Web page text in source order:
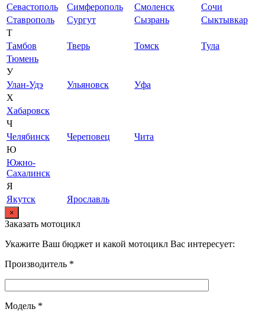
Севастополь
Симферополь Смоленск
Сочи
Ставрополь
Сургут Сызрань
Сыктывкар
Т
Тамбов
Тверь Томск
Тула
Тюмень
У
Улан-Удэ
Ульяновск
Уфа
Х
Хабаровск
Ч
Челябинск
Череповец
Чита
Ю
Южно-
Сахалинск
Я
Якутск
Ярославль
×
Заказать мотоцикл
Укажите Ваш бюджет и какой мотоцикл Вас интересует:
Производитель *
Модель *